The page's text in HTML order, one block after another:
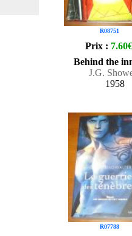
R08751
Prix : 7.60€
Behind the
J.G.
1958
R07788